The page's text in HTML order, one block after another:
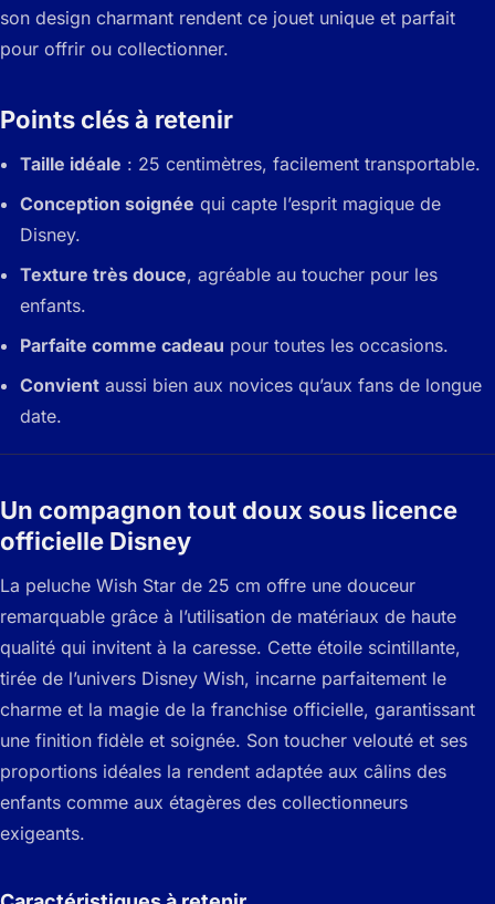
son design charmant rendent ce jouet unique et parfait
pour offrir ou collectionner.
Points clés à retenir
Taille idéale : 25 centimètres, facilement transportable.
Conception soignée qui capte l’esprit magique de
Disney.
Texture très douce, agréable au toucher pour les
enfants.
Parfaite comme cadeau pour toutes les occasions.
Convient aussi bien aux novices qu’aux fans de longue
date.
Un compagnon tout doux sous licence
officielle Disney
La peluche Wish Star de 25 cm offre une douceur
remarquable grâce à l’utilisation de matériaux de haute
qualité qui invitent à la caresse. Cette étoile scintillante,
tirée de l’univers Disney Wish, incarne parfaitement le
charme et la magie de la franchise officielle, garantissant
une finition fidèle et soignée. Son toucher velouté et ses
proportions idéales la rendent adaptée aux câlins des
enfants comme aux étagères des collectionneurs
exigeants.